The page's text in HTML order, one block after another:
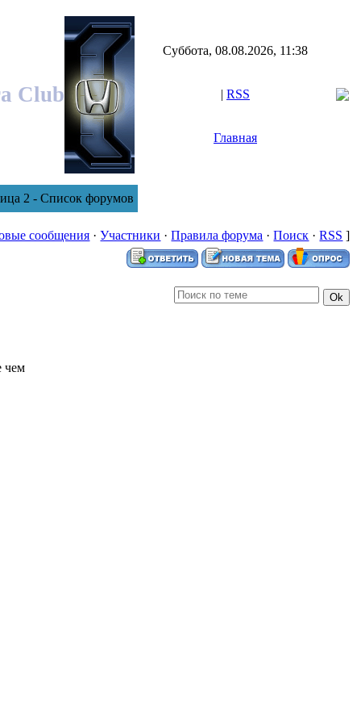
Club
Суббота, 08.08.2026, 11:38
| RSS
Главная
2 - Список форумов
сообщения ·Участники ·Правила форума ·Поиск ·RSS ]
чем